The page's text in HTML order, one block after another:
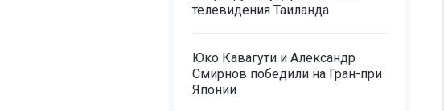
телевидения Таиланда
Юко Кавагути и Александр
Смирнов победили на Гран-при
Японии